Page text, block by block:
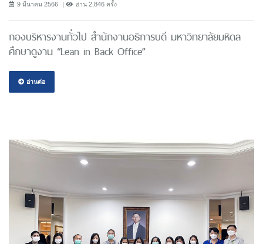
9 มีนาคม 2566 อ่าน 2,846 ครั้ง
กองบริหารงานทั่วไป สำนักงานอธิการบดี มหาวิทยาลัยมหิดล
ศึกษาดูงาน “Lean in Back Office”
อ่านต่อ